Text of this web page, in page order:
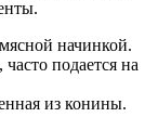
начинкой.
подается на
из конины.